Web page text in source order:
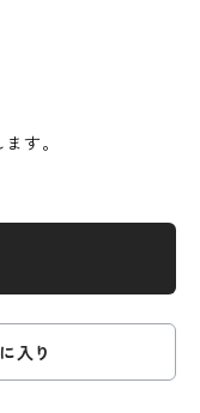
す。
入り